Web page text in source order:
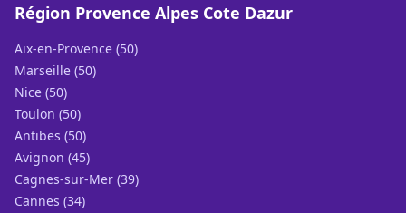
Région Provence Alpes Cote Dazur
Aix-en-Provence (50)
Marseille (50)
Nice (50)
Toulon (50)
Antibes (50)
Avignon (45)
Cagnes-sur-Mer (39)
Cannes (34)